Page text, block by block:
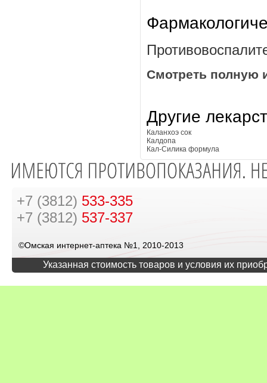
Смотреть полную
Другие
Каланхоэ сок
Калдопа
Кал-Силика формула
+7 (3812) 533-335
+7 (3812) 537-337
©Омская интернет-аптека №1, 2010-2013
Указанная стоимость товаров и условия их